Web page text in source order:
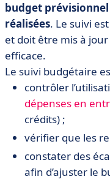
budget
réalisées. Le suivi
et doit être mis à
efficace.
Le suivi budgétaire
contrôler
dépenses en
crédits) ;
vérifier que les
constater des
afin d’ajuster le